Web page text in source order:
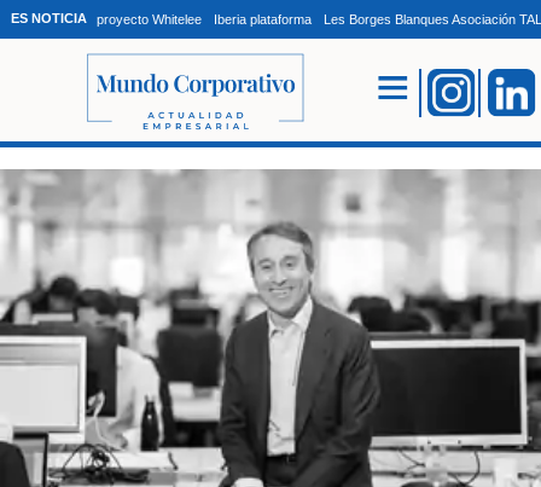
ES NOTICIA proyecto Whitelee Iberia plataforma Les Borges Blanques Asociación